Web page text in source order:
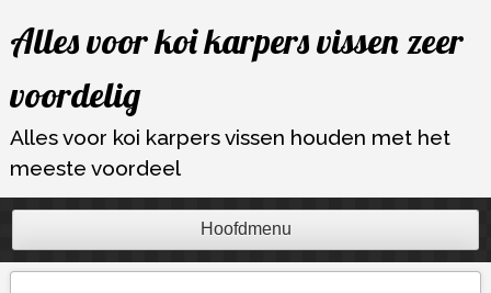
naar
inhoud
Alles voor koi karpers vissen zeer
voordelig
Alles voor koi karpers vissen houden met het
meeste voordeel
Hoofdmenu